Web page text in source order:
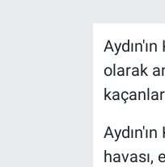
olarak
havası,